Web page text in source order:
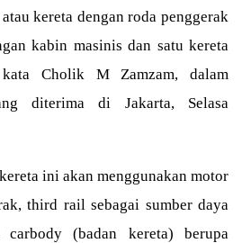
kereta dengan roda penggerak
kabin masinis dan satu kereta
Cholik M Zamzam, dalam
diterima di Jakarta, Selasa
ini akan menggunakan motor
third rail sebagai sumber daya
(badan kereta) berupa